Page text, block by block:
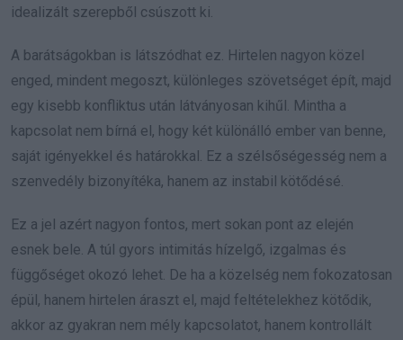
idealizált szerepből csúszott ki.
A barátságokban is látszódhat ez. Hirtelen nagyon közel
enged, mindent megoszt, különleges szövetséget épít, majd
egy kisebb konfliktus után látványosan kihűl. Mintha a
kapcsolat nem bírná el, hogy két különálló ember van benne,
saját igényekkel és határokkal. Ez a szélsőségesség nem a
szenvedély bizonyítéka, hanem az instabil kötődésé.
Ez a jel azért nagyon fontos, mert sokan pont az elején
esnek bele. A túl gyors intimitás hízelgő, izgalmas és
függőséget okozó lehet. De ha a közelség nem fokozatosan
épül, hanem hirtelen áraszt el, majd feltételekhez kötődik,
akkor az gyakran nem mély kapcsolatot, hanem kontrollált